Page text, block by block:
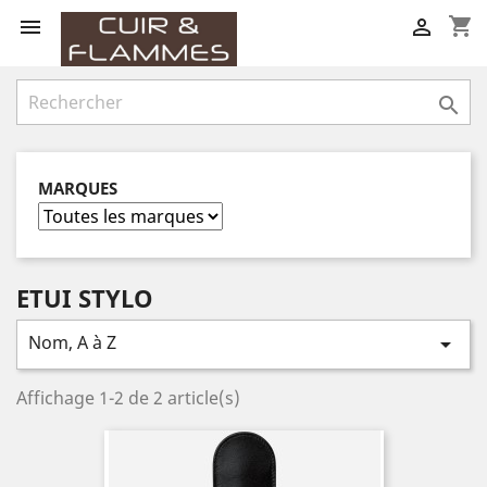
 shopping_cart


MARQUES
ETUI STYLO
Nom, A à Z 
Affichage 1-2 de 2 article(s)